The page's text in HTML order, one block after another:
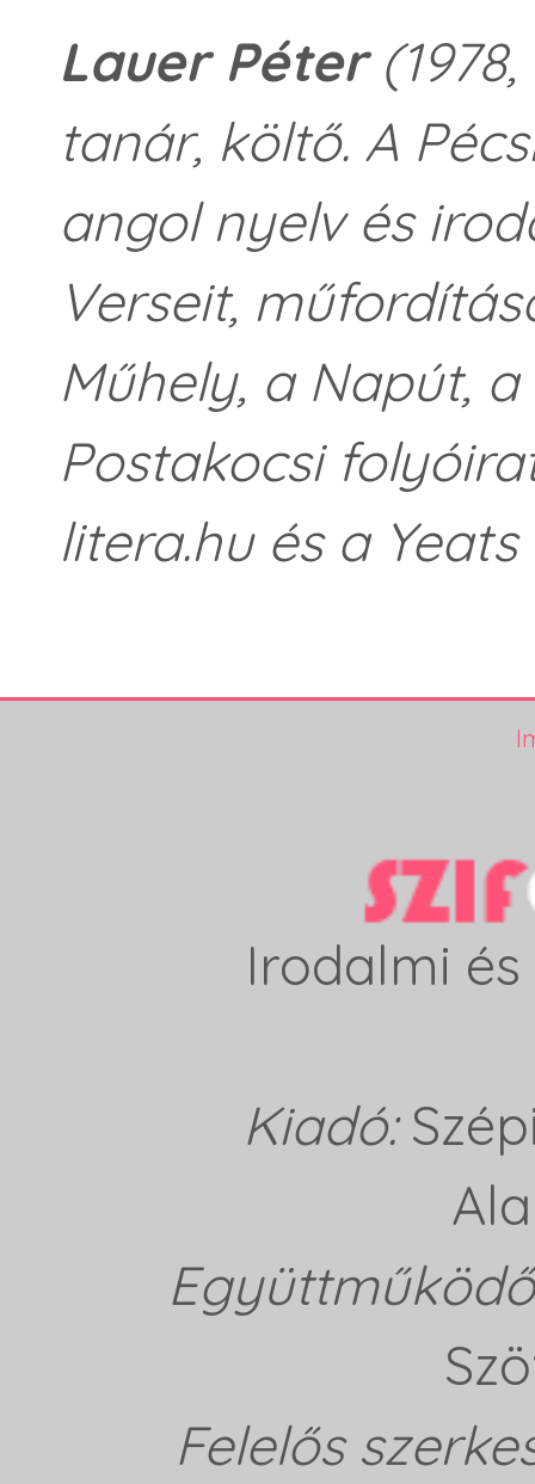
Lauer Péter
tanár, költő. A
angol nyelv és
Verseit,
Műhely, a Napút,
Postakocsi
litera.hu és a
Irodalmi
Kiadó:
Felelős